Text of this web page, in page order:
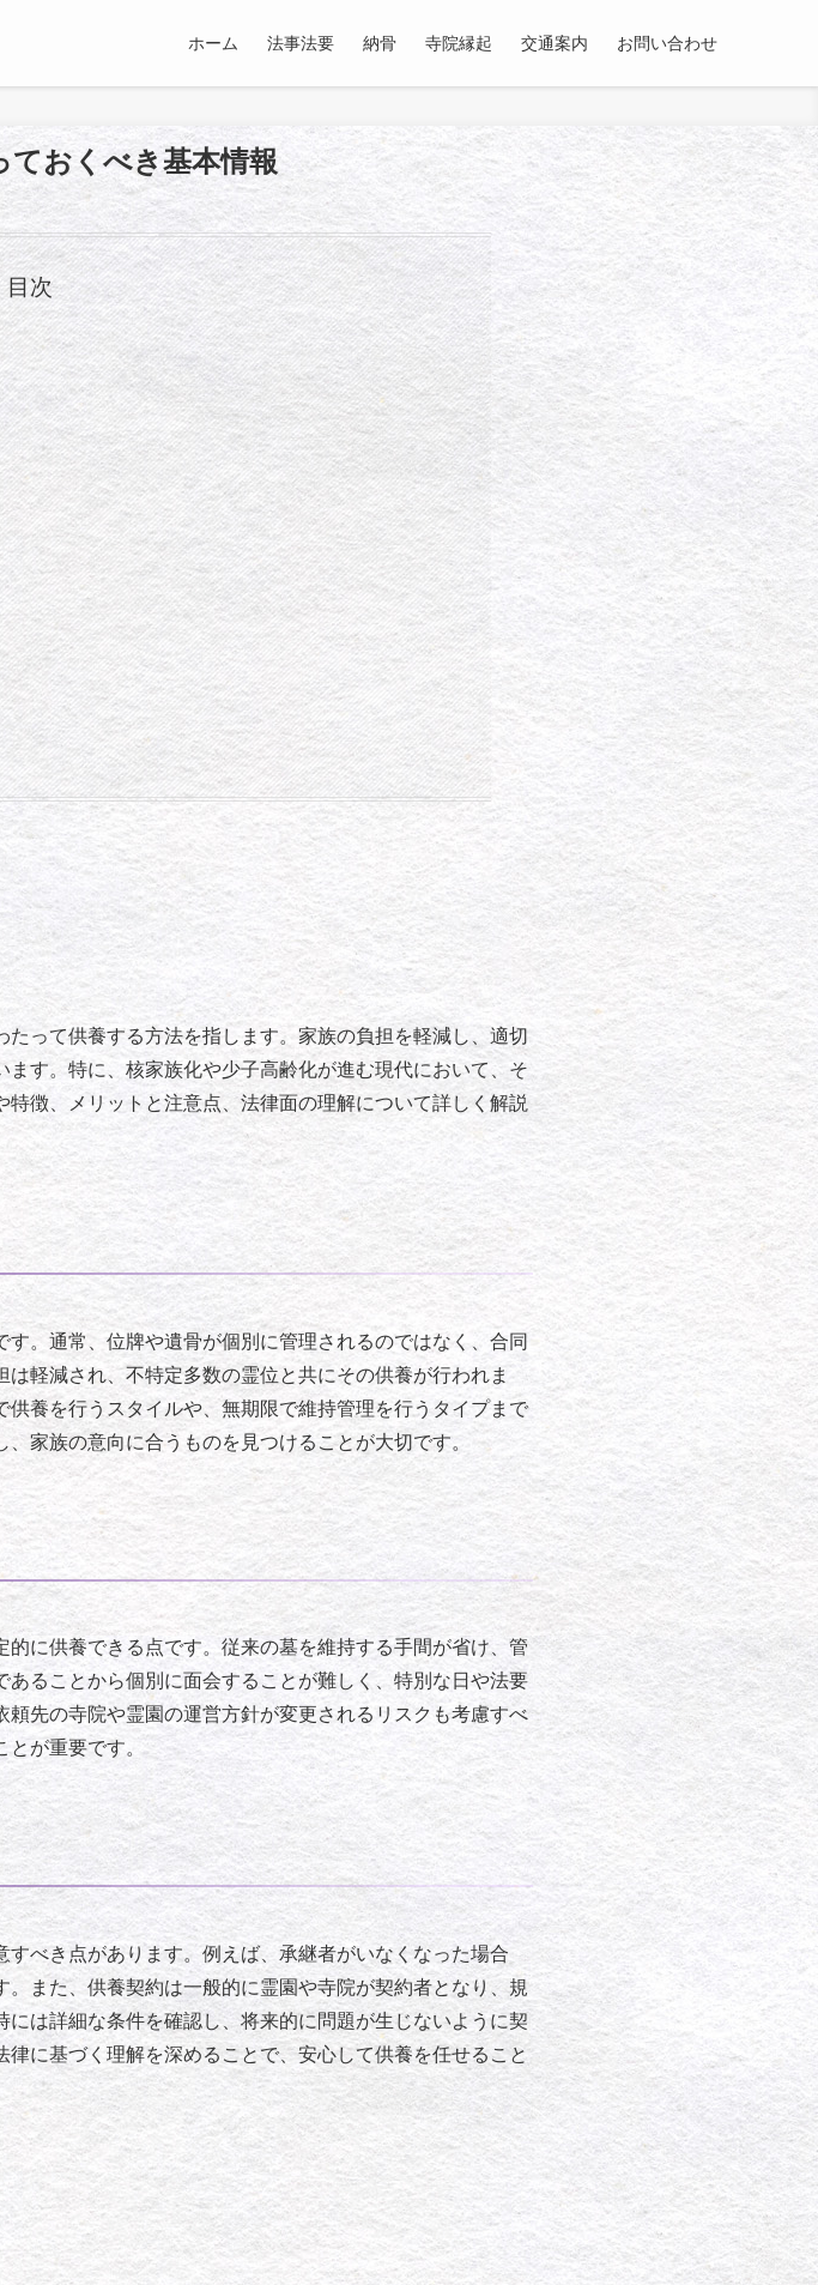
ホーム 法事法要 納骨 寺院縁起 交通案内 お問い合わせ
ておくべき基本情報
目次
って供養する方法を指します。家族の負担を軽減し、適切
す。特に、核家族化や少子高齢化が進む現代において、そ
徴、メリットと注意点、法律面の理解について詳しく解説
。通常、位牌や遺骨が個別に管理されるのではなく、合同
軽減され、不特定多数の霊位と共にその供養が行われま
養を行うスタイルや、無期限で維持管理を行うタイプまで
家族の意向に合うものを見つけることが大切です。
に供養できる点です。従来の墓を維持する手間が省け、管
ることから個別に面会することが難しく、特別な日や法要
先の寺院や霊園の運営方針が変更されるリスクも考慮すべ
とが重要です。
べき点があります。例えば、承継者がいなくなった場合
また、供養契約は一般的に霊園や寺院が契約者となり、規
は詳細な条件を確認し、将来的に問題が生じないように契
に基づく理解を深めることで、安心して供養を任せること